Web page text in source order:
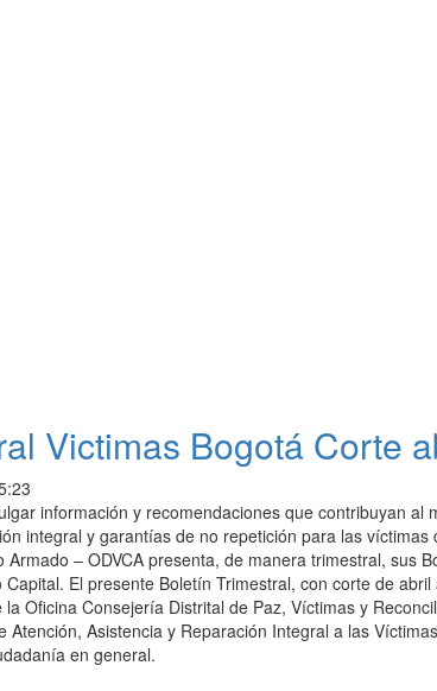
Victimas Bogotá Corte
información y recomendaciones que contribuyan
integral y garantías de no repetición para las
Armado – ODVCA presenta, de manera trimestral, sus
El presente Boletín Trimestral, con corte de
Oficina Consejería Distrital de Paz, Víctimas y
Atención, Asistencia y Reparación Integral a las
en general.